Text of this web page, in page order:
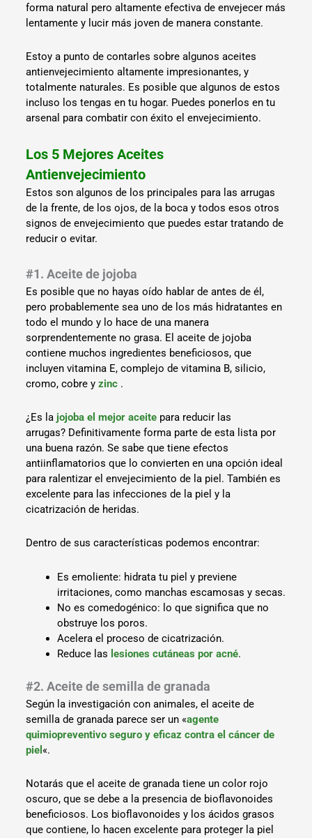
forma natural pero altamente efectiva de envejecer más
lentamente y lucir más joven de manera constante.
Estoy a punto de contarles sobre algunos aceites
antienvejecimiento altamente impresionantes, y
totalmente naturales. Es posible que algunos de estos
incluso los tengas en tu hogar. Puedes ponerlos en tu
arsenal para combatir con éxito el envejecimiento.
Los 5 Mejores Aceites
Antienvejecimiento
Estos son algunos de los principales para las arrugas
de la frente, de los ojos, de la boca y todos esos otros
signos de envejecimiento que puedes estar tratando de
reducir o evitar.
#1. Aceite de jojoba
Es posible que no hayas oído hablar de antes de él,
pero probablemente sea uno de los más hidratantes en
todo el mundo y lo hace de una manera
sorprendentemente no grasa. El aceite de jojoba
contiene muchos ingredientes beneficiosos, que
incluyen vitamina E, complejo de vitamina B, silicio,
cromo, cobre yzinc .
¿Es la jojoba el mejor aceite para reducir las
arrugas? Definitivamente forma parte de esta lista por
una buena razón. Se sabe que tiene efectos
antiinflamatorios que lo convierten en una opción ideal
para ralentizar el envejecimiento de la piel. También es
excelente para las infecciones de la piel y la
cicatrización de heridas.
Dentro de sus características podemos encontrar:
Es emoliente: hidrata tu piel y previene
irritaciones, como manchas escamosas y secas.
No es comedogénico: lo que significa que no
obstruye los poros.
Acelera el proceso de cicatrización.
Reduce las lesiones cutáneas por acné.
#2. Aceite de semilla de granada
Según la investigación con animales, el aceite de
semilla de granada parece ser un «agente
quimiopreventivo seguro y eficaz contra el cáncer de
piel «.
Notarás que el aceite de granada tiene un color rojo
oscuro, que se debe a la presencia de bioflavonoides
beneficiosos. Los bioflavonoides y los ácidos grasos
que contiene, lo hacen excelente para proteger la piel